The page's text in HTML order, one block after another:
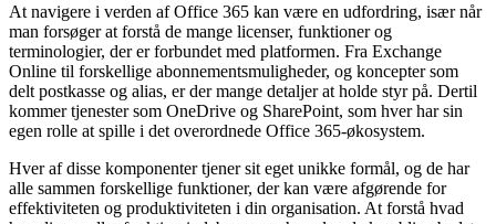
At navigere i verden af Office 365 kan være en udfordring, især når
man forsøger at forstå de mange licenser, funktioner og
terminologier, der er forbundet med platformen. Fra Exchange
Online til forskellige abonnementsmuligheder, og koncepter som
delt postkasse og alias, er der mange detaljer at holde styr på. Dertil
kommer tjenester som OneDrive og SharePoint, som hver har sin
egen rolle at spille i det overordnede Office 365-økosystem.
Hver af disse komponenter tjener sit eget unikke formål, og de har
alle sammen forskellige funktioner, der kan være afgørende for
effektiviteten og produktiviteten i din organisation. At forstå hvad